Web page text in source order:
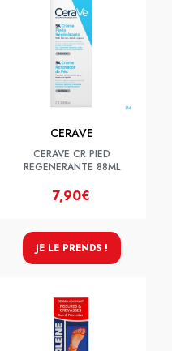
CERAVE
CERAVE CR PIED
REGENERANTE 88ML
7,90€
JE LE PRENDS !